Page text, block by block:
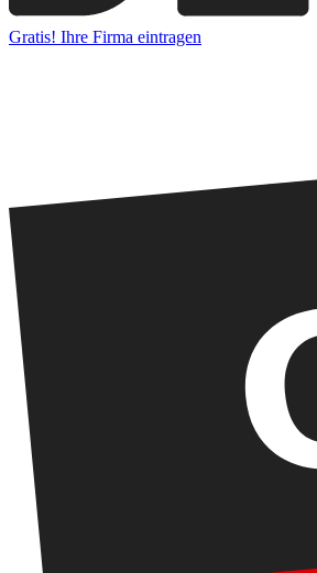
Gratis! Ihre Firma eintragen